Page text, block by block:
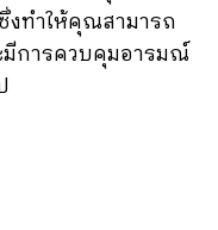
ทำให้คุณสามารถ
มีการควบคุมอารมณ์